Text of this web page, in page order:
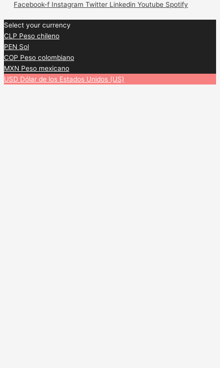
Facebook-f Instagram Twitter Linkedin Youtube Spotify
Select your currency
CLP Peso chileno
PEN Sol
COP Peso colombiano
MXN Peso mexicano
USD Dólar de los Estados Unidos (US)